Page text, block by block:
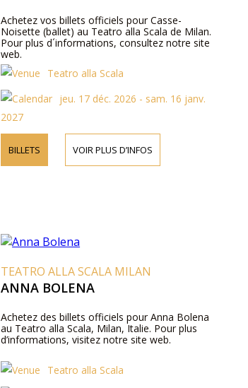
Achetez vos billets officiels pour Casse-
Noisette (ballet) au Teatro alla Scala de Milan.
Pour plus d´informations, consultez notre site
web.
Teatro alla Scala
jeu. 17 déc. 2026 - sam. 16 janv.
2027
BILLETS VOIR PLUS D’INFOS
TEATRO ALLA SCALA MILAN
ANNA BOLENA
Achetez des billets officiels pour Anna Bolena
au Teatro alla Scala, Milan, Italie. Pour plus
d’informations, visitez notre site web.
Teatro alla Scala